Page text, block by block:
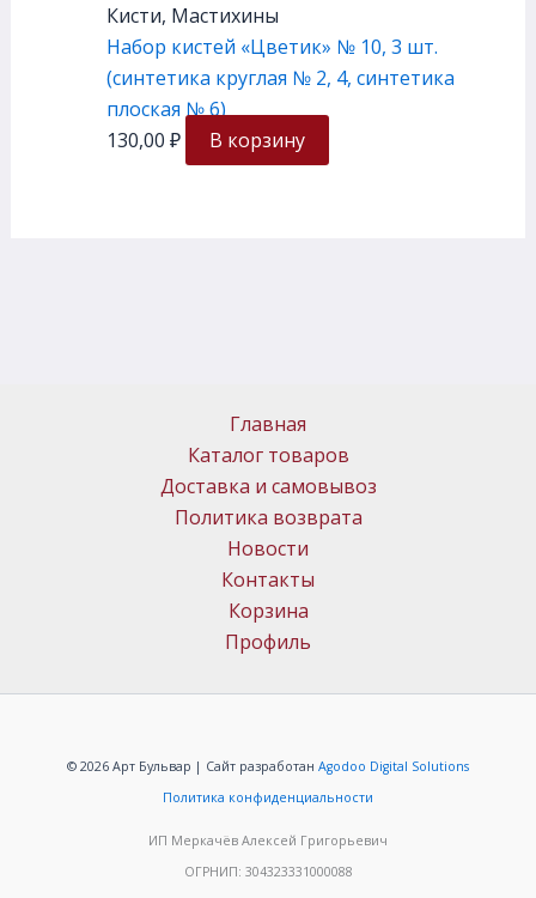
Кисти, Мастихины
Набор кистей «Цветик» № 10, 3 шт.
(синтетика круглая № 2, 4, синтетика
плоская № 6)
130,00 ₽ В корзину
Главная
Каталог товаров
Доставка и самовывоз
Политика возврата
Новости
Контакты
Корзина
Профиль
© 2026 Арт Бульвар | Сайт разработан Agodoo Digital Solutions
Политика конфиденциальности
ИП Меркачёв Алексей Григорьевич
ОГРНИП: 304323331000088